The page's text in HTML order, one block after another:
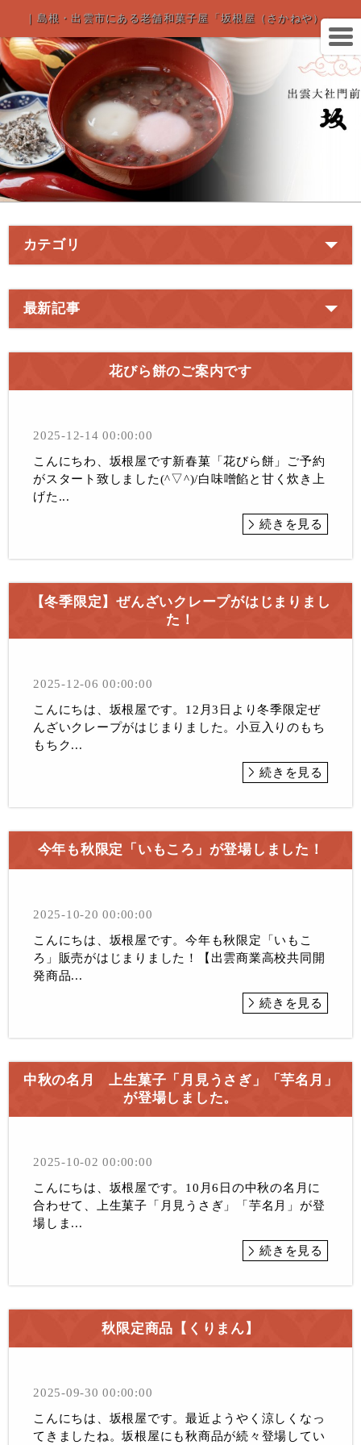
｜島根・出雲市にある老舗和菓子屋「坂根屋（さかねや）」
カテゴリ
最新記事
花びら餅のご案内です
2025-12-14 00:00:00
こんにちわ、坂根屋です新春菓「花びら餅」ご予約
がスタート致しました(^▽^)/白味噌餡と甘く炊き上
げた...
続きを見る
【冬季限定】ぜんざいクレープがはじまりまし
た！
2025-12-06 00:00:00
こんにちは、坂根屋です。12月3日より冬季限定ぜ
んざいクレープがはじまりました。小豆入りのもち
もちク...
続きを見る
今年も秋限定「いもころ」が登場しました！
2025-10-20 00:00:00
こんにちは、坂根屋です。今年も秋限定「いもこ
ろ」販売がはじまりました！【出雲商業高校共同開
発商品...
続きを見る
中秋の名月 上生菓子「月見うさぎ」「芋名月」
が登場しました。
2025-10-02 00:00:00
こんにちは、坂根屋です。10月6日の中秋の名月に
合わせて、上生菓子「月見うさぎ」「芋名月」が登
場しま...
続きを見る
秋限定商品【くりまん】
2025-09-30 00:00:00
こんにちは、坂根屋です。最近ようやく涼しくなっ
てきましたね。坂根屋にも秋商品が続々登場してい